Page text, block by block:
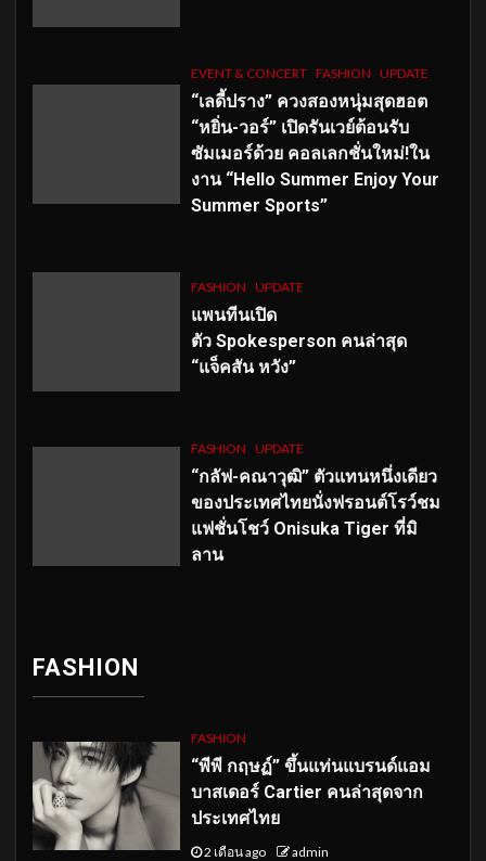
EVENT & CONCERT FASHION UPDATE
“เลดี้ปราง” ควงสองหนุ่มสุดฮอต
“หยิ่น-วอร์” เปิดรันเวย์ต้อนรับ
ซัมเมอร์ด้วย คอลเลกชั่นใหม่!ใน
งาน “Hello Summer Enjoy Your
Summer Sports”
FASHION UPDATE
แพนทีนเปิด
ตัว Spokesperson คนล่าสุด
“แจ็คสัน หวัง”
FASHION UPDATE
“กลัฟ-คณาวุฒิ” ตัวแทนหนึ่งเดียว
ของประเทศไทยนั่งฟรอนต์โรว์ชม
แฟชั่นโชว์ Onisuka Tiger ที่มิ
ลาน
FASHION
FASHION
“พีพี กฤษฏ์” ขึ้นแท่นแบรนด์แอม
บาสเดอร์ Cartier คนล่าสุดจาก
ประเทศไทย
2 เดือน ago admin